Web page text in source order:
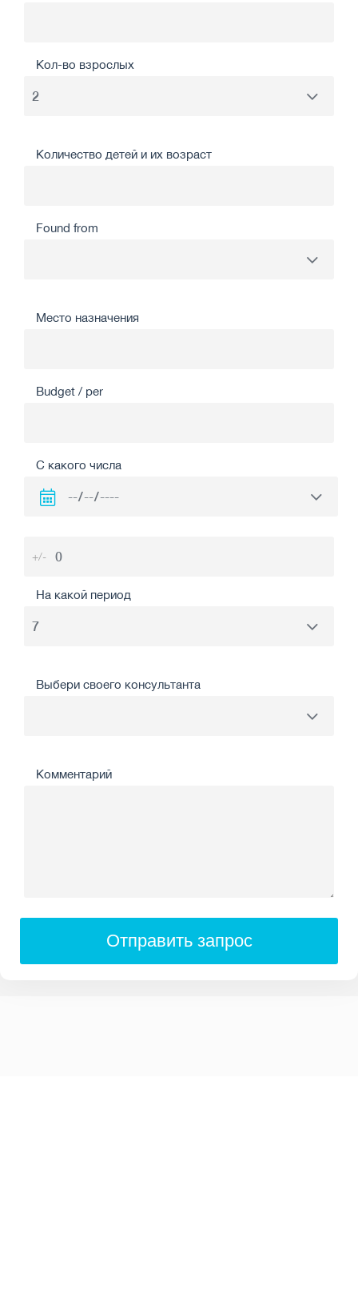
Кол-во взрослых
Количество детей и их возраст
Found from
Место назначения
Budget / per
С какого числа
+/-
На какой период
Выбери своего консультанта
Комментарий
Отправить запрос